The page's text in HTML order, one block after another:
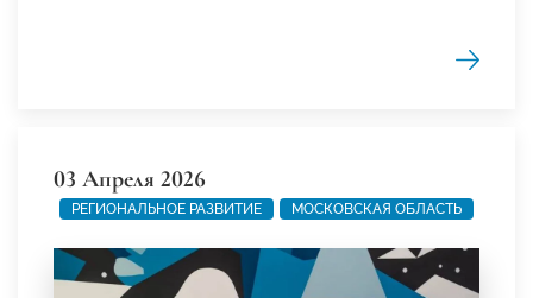
03 Апреля 2026
РЕГИОНАЛЬНОЕ РАЗВИТИЕ МОСКОВСКАЯ ОБЛАСТЬ